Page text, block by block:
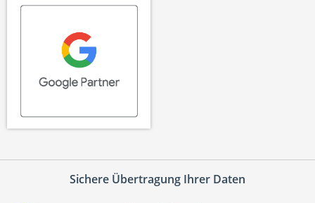
Sichere Übertragung Ihrer Daten